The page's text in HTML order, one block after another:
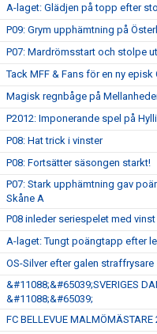
A-laget: Glädjen på topp efter
P09: Grym upphämtning på
P07: Mardrömsstart och stolpe
Tack MFF & Fans för en ny
Magisk regnbåge på
P2012: Imponerande spel på
P08: Hat trick i vinster
P08: Fortsätter säsongen starkt!
P07: Stark upphämtning gav
Skåne A
P08 inleder seriespelet med vinst
A-laget: Tungt poängtapp efter
OS-Silver efter galen straffrysare
&#11088;&#65039;SVERIGES
&#11088;&#65039;
FC BELLEVUE MALMÖMÄSTARE